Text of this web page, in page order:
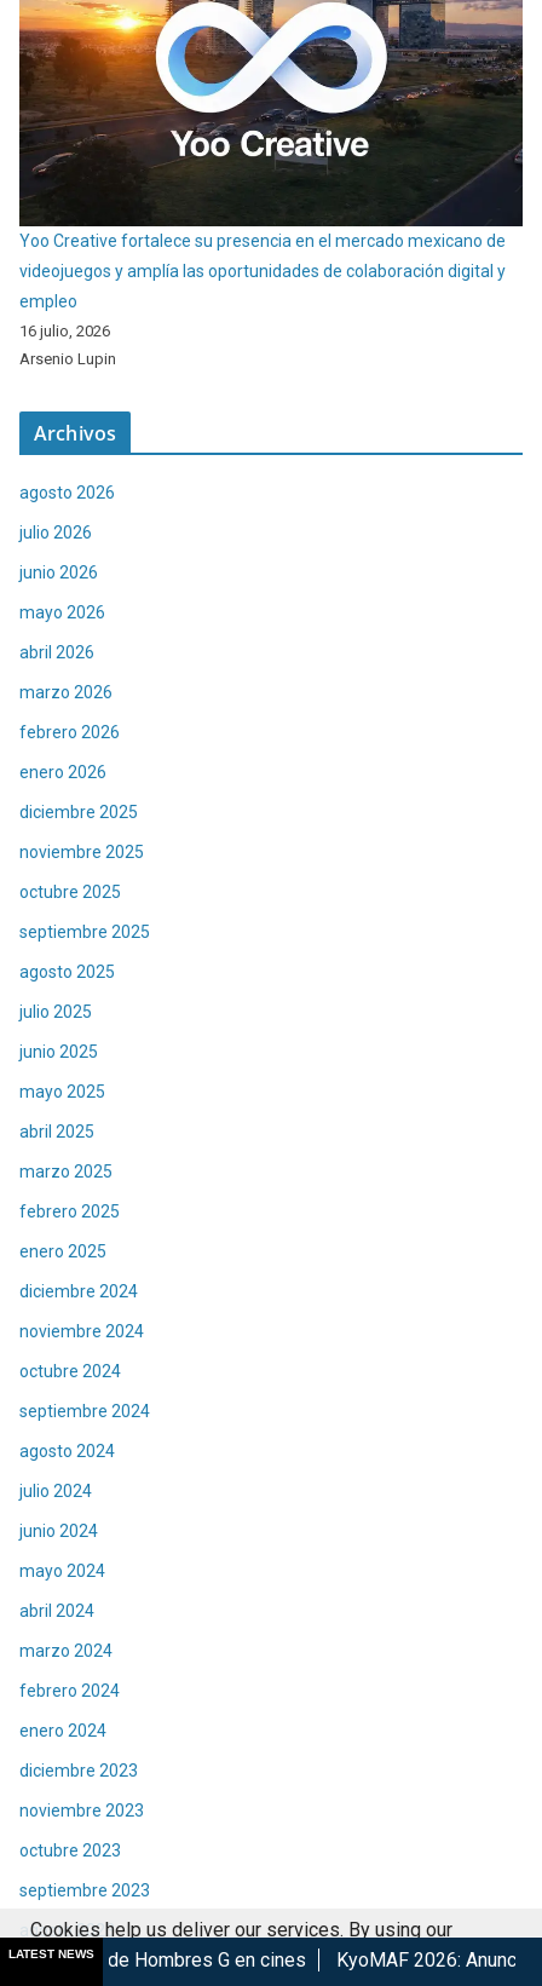
Yoo Creative fortalece su presencia en el mercado mexicano de
videojuegos y amplía las oportunidades de colaboración digital y
empleo
16 julio, 2026
Arsenio Lupin
Archivos
agosto 2026
julio 2026
junio 2026
mayo 2026
abril 2026
marzo 2026
febrero 2026
enero 2026
diciembre 2025
noviembre 2025
octubre 2025
septiembre 2025
agosto 2025
julio 2025
junio 2025
mayo 2025
abril 2025
marzo 2025
febrero 2025
enero 2025
diciembre 2024
noviembre 2024
octubre 2024
septiembre 2024
agosto 2024
julio 2024
junio 2024
mayo 2024
abril 2024
marzo 2024
febrero 2024
enero 2024
diciembre 2023
noviembre 2023
octubre 2023
septiembre 2023
agosto 2023
LATEST NEWSG en cines KyoMAF 2026: Anuncian colaboraciones
Cookies help us deliver our services. By using our
services, you agree to our use of cookies.
Got it